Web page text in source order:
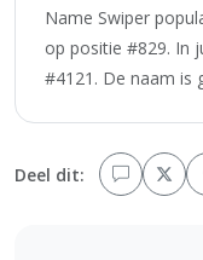
Name Swiper
op positie #829. In
#4121. De naam is
Deel dit: